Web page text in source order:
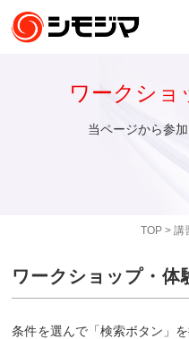
TOP> 講
ワークショ
当ページから参
ワークショップ・体
条件を選んで「検索ボタン」